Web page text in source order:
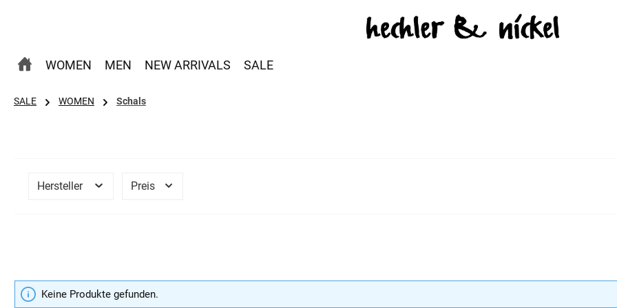
WOMEN MEN NEW ARRIVALS SALE
SALE WOMEN Schals
Hersteller Preis
Keine Produkte gefunden.